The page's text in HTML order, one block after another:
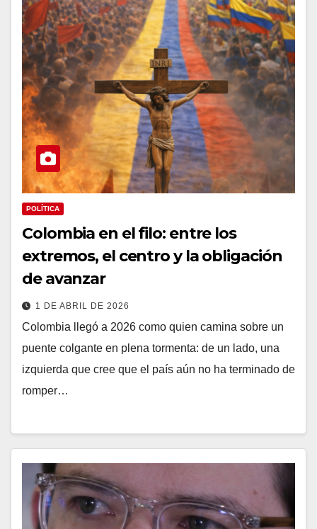
POLÍTICA
Colombia en el filo: entre los
extremos, el centro y la obligación
de avanzar
1 DE ABRIL DE 2026
Colombia llegó a 2026 como quien camina sobre un
puente colgante en plena tormenta: de un lado, una
izquierda que cree que el país aún no ha terminado de
romper…